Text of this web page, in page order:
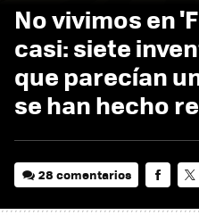
No vivimos en
casi: siete
que parecían
se han hecho
28 comentarios